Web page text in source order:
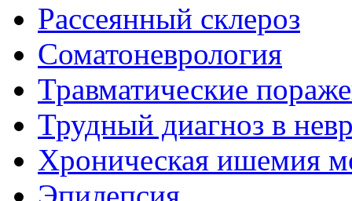
Рассеянный склероз
Соматоневрология
Травматические
Трудный диагноз в
Хроническая ишемия